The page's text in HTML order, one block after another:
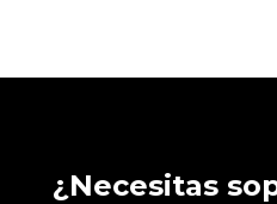
¿Necesitas